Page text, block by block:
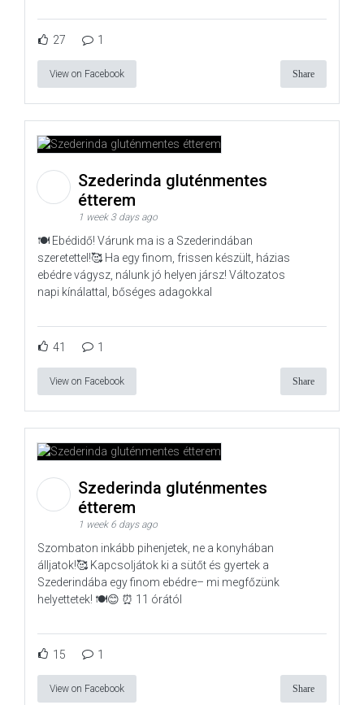
27 1
View on Facebook Share
Szederinda gluténmentes
étterem
1 week 3 days ago
🍽️ Ebédidő! Várunk ma is a Szederindában
szeretettel!🥰 Ha egy finom, frissen készült, házias
ebédre vágysz, nálunk jó helyen jársz! Változatos
napi kínálattal, bőséges adagokkal
41 1
View on Facebook Share
Szederinda gluténmentes
étterem
1 week 6 days ago
Szombaton inkább pihenjetek, ne a konyhában
álljatok!🥰 Kapcsoljátok ki a sütőt és gyertek a
Szederindába egy finom ebédre– mi megfőzünk
helyettetek! 🍽️😊 ⏰ 11 órától
15 1
View on Facebook Share